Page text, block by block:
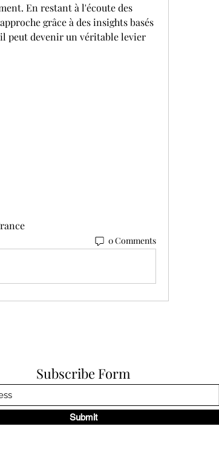
En restant à l'écoute des
grâce à des insights basés
peut devenir un véritable levier
0 Comments
Subscribe Form
Submit